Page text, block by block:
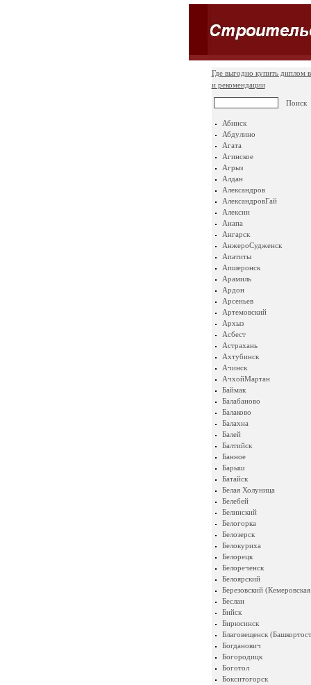
Где выгодно купить диплом
и рекомендации
Абинск
Абдулино
Агата
Агинское
Агрыз
Алдан
Александров
АлександровГай
Алексин
Анапа
Ангарск
АнжероСудженск
Апатиты
Апшеронск
Арамиль
Ардон
Арсеньев
Артемовский
Архыз
Асбест
Астрахань
Ахтубинск
Ачинск
АчхойМартан
Баймак
Балабаново
Балаково
Балахна
Балей
Балтийск
Банное
Барыш
Батайск
Белая Холуница
Белебей
Белинский
Белогорка
Белозерск
Белокуриха
Белорецк
Белореченск
Белоярский
Березовский
Беслан
Бийск
Бирюсинск
Благовещенск
Богданович
Богородицк
Боготол
Бокситогорск